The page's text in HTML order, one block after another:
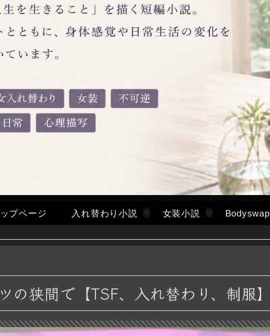
ップページ 入れ替わり小説 女装小説 Bodyswap
の狭間で【TSF、入れ替わり、制服】